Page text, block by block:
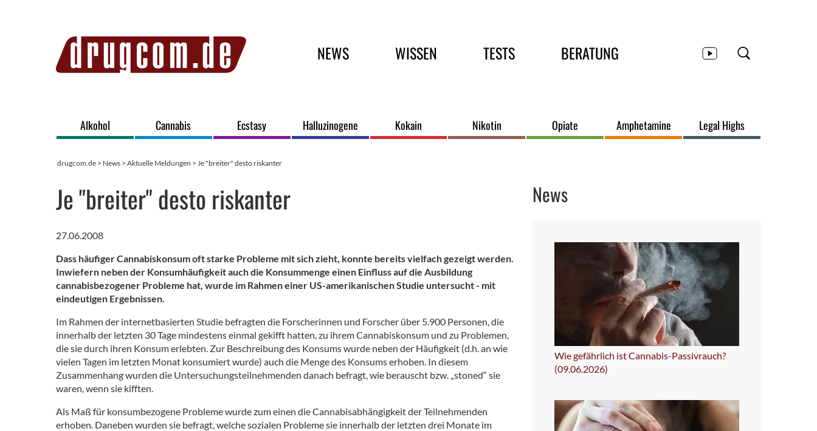
Hauptmenü
NEWS WISSEN TESTS BERATUNG
Alkohol Cannabis Ecstasy Halluzinogene Kokain Nikotin Opiate Amphetamine Legal Highs
drugcom.de > News > Aktuelle Meldungen > Je "breiter" desto riskanter
Je "breiter" desto riskanter
27.06.2008
Dass häufiger Cannabiskonsum oft starke Probleme mit sich zieht, konnte bereits vielfach gezeigt werden.
Inwiefern neben der Konsumhäufigkeit auch die Konsummenge einen Einfluss auf die Ausbildung
cannabisbezogener Probleme hat, wurde im Rahmen einer US-amerikanischen Studie untersucht - mit
eindeutigen Ergebnissen.
Im Rahmen der internetbasierten Studie befragten die Forscherinnen und Forscher über 5.900 Personen, die
innerhalb der letzten 30 Tage mindestens einmal gekifft hatten, zu ihrem Cannabiskonsum und zu Problemen,
die sie durch ihren Konsum erlebten. Zur Beschreibung des Konsums wurde neben der Häufigkeit (d.h. an wie
vielen Tagen im letzten Monat konsumiert wurde) auch die Menge des Konsums erhoben. In diesem
Zusammenhang wurden die Untersuchungsteilnehmenden danach befragt, wie berauscht bzw. „stoned“ sie
waren, wenn sie kifften.
Als Maß für konsumbezogene Probleme wurde zum einen die Cannabisabhängigkeit der Teilnehmenden
erhoben. Daneben wurden sie befragt, welche sozialen Probleme sie innerhalb der letzten drei Monate im
News
Wie gefährlich ist Cannabis-Passivrauch?
(09.06.2026)